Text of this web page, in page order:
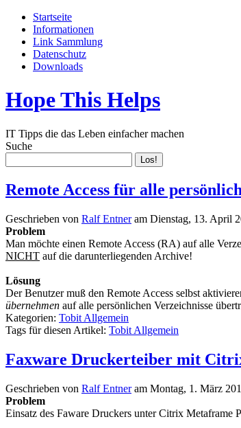
Startseite
Informationen
Link Sammlung
Datenschutz
Downloads
Hope This Helps
IT Tipps die das Leben einfacher machen
Suche
Remote Access für alle
Geschrieben von Ralf Entneram Dienstag, 13. April
Problem
Man möchte einen Remote Access (RA) auf alle
NICHT auf die darunterliegenden Archive!
Lösung
Der Benutzer muß den Remote Access selbst
übernehmen auf alle persönlichen Verzeichnisse
Kategorien: Tobit Allgemein
Tags für diesen Artikel: Tobit Allgemein
Faxware Druckerteiber mit
Geschrieben von Ralf Entneram Montag, 1. März
Problem
Einsatz des Faware Druckers unter Citrix Metaframe